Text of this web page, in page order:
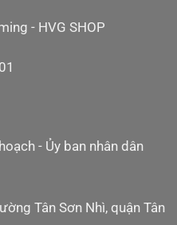
- HVG SHOP
- Ủy ban nhân dân
Tân Sơn Nhì, quận Tân